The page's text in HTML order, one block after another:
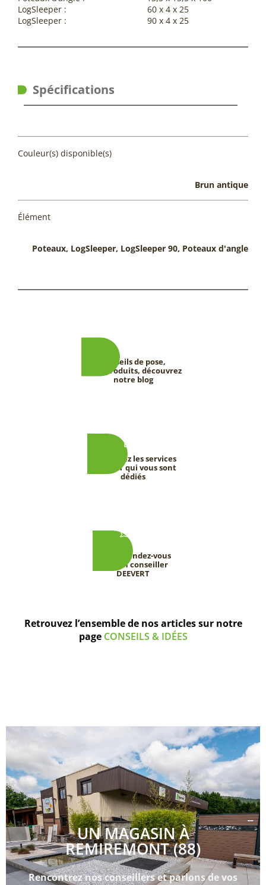
LogSleeper : 60 x 4 x 25
LogSleeper : 90 x 4 x 25
Spécifications
Couleur(s) disponible(s)
Brun antique
Élément
Poteaux, LogSleeper, LogSleeper 90, Poteaux d'angle
Conseils de pose,
tests produits, découvrez
notre blog
Découvrez les services
DEEVERT qui vous sont
dédiés
Prenez rendez-vous
avec un conseiller
DEEVERT
Retrouvez l’ensemble de nos articles sur notre
page CONSEILS & IDÉES
UN MAGASIN À
REMIREMONT (88)
Rencontrez nos conseillers et parlons de vos